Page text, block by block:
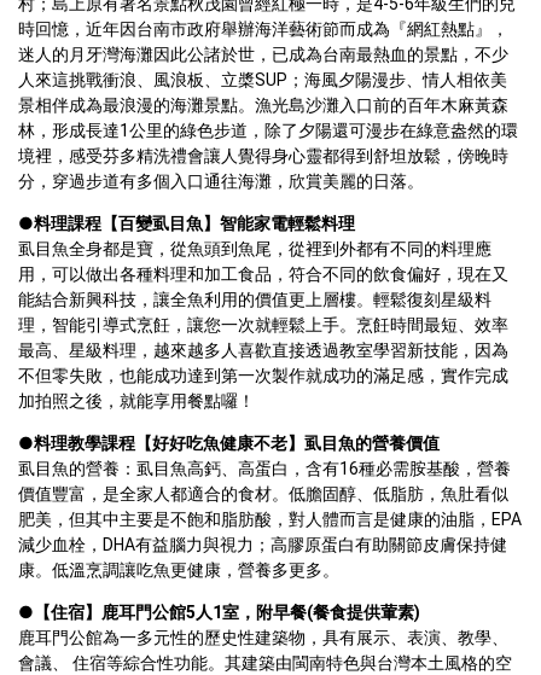
時回憶，近年因台南市政府舉辦海洋藝術節而成為『網紅熱點』，
迷人的月牙灣海灘因此公諸於世，已成為台南最熱血的景點，不少
人來這挑戰衝浪、風浪板、立槳SUP；海風夕陽漫步、情人相依美
景相伴成為最浪漫的海灘景點。漁光島沙灘入口前的百年木麻黃森
林，形成長達1公里的綠色步道，除了夕陽還可漫步在綠意盎然的環
境裡，感受芬多精洗禮會讓人覺得身心靈都得到舒坦放鬆，傍晚時
分，穿過步道有多個入口通往海灘，欣賞美麗的日落。
●料理課程【百變虱目魚】智能家電輕鬆料理
虱目魚全身都是寶，從魚頭到魚尾，從裡到外都有不同的料理應
用，可以做出各種料理和加工食品，符合不同的飲食偏好，現在又
能結合新興科技，讓全魚利用的價值更上層樓。輕鬆復刻星級料
理，智能引導式烹飪，讓您一次就輕鬆上手。烹飪時間最短、效率
最高、星級料理，越來越多人喜歡直接透過教室學習新技能，因為
不但零失敗，也能成功達到第一次製作就成功的滿足感，實作完成
加拍照之後，就能享用餐點囉！
●料理教學課程【好好吃魚健康不老】虱目魚的營養價值
虱目魚的營養：虱目魚高鈣、高蛋白，含有16種必需胺基酸，營養
價值豐富，是全家人都適合的食材。低膽固醇、低脂肪，魚肚看似
肥美，但其中主要是不飽和脂肪酸，對人體而言是健康的油脂，EPA
減少血栓，DHA有益腦力與視力；高膠原蛋白有助關節皮膚保持健
康。低溫烹調讓吃魚更健康，營養多更多。
● 【住宿】鹿耳門公館5人1室，附早餐(餐食提供葷素)
鹿耳門公館為一多元性的歷史性建築物，具有展示、表演、教學、
會議、 住宿等綜合性功能。其建築由閩南特色與台灣本土風格的空